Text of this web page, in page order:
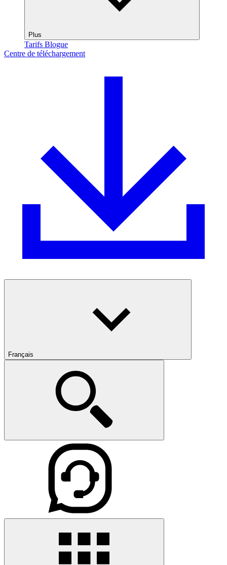
Plus
Tarifs Blogue
Centre de téléchargement
Français